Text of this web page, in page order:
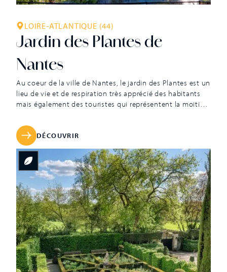
LOIRE-ATLANTIQUE (44)
Jardin des Plantes de
Nantes
Au coeur de la ville de Nantes, le jardin des Plantes est un
lieu de vie et de respiration très apprécié des habitants
mais également des touristes qui représentent la moitié
constituent un véritable havre de paix dans l’une des
agglomérations les plus dynamiques de France. Depuis
sa […]
DÉCOUVRIR